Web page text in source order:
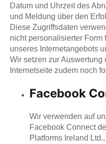
Datum und Uhrzeit des
und Meldung über den
Diese Zugriffsdaten
nicht personalisierter Form
unseres Internetangebots
Wir setzen zur Auswertung
Internetseite zudem noch
Facebook
Wir verwenden auf
Facebook Connect
Platforms Ireland